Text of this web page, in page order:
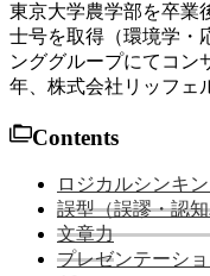
東京大学農学部を卒業
士号を取得（環境学・
ンググループにてコン
年、株式会社リッフェ
Contents
ロジカルシンキ
誤型（誤謬・認知
文章力
プレゼンテーシ